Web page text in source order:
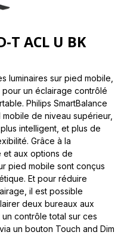
T ACL U BK
luminaires sur pied mobile,
un éclairage contrôlé
Philips SmartBalance
de niveau supérieur,
intelligent, et plus de
Grâce à la
aux options de
pied mobile sont conçus
Et pour réduire
il est possible
deux bureaux aux
contrôle total sur ces
un bouton Touch and Dim